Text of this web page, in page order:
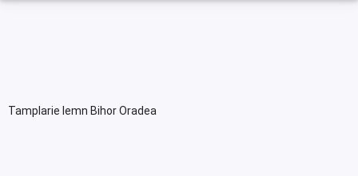
Tamplarie lemn Bihor Oradea